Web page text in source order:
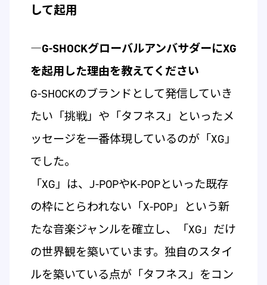
して起用
―G-SHOCKグローバルアンバサダーにXG
を起用した理由を教えてください
G-SHOCKのブランドとして発信していき
たい「挑戦」や「タフネス」といったメ
ッセージを一番体現しているのが「XG」
でした。
「XG」は、J-POPやK-POPといった既存
の枠にとらわれない「X-POP」という新
たな音楽ジャンルを確立し、「XG」だけ
の世界観を築いています。独自のスタイ
ルを築いている点が「タフネス」をコン